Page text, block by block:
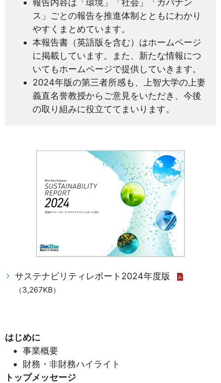
報告内容は「環境」「社会」「ガバナン
ス」ごとの報告を推進体制とともにわかり
やすくまとめています。
本報告書（英語版を含む）はホームページ
に掲載しています。また、新たな情報につ
いてもホームページで提供していきます。
2024年版の第三者所感も、上智大学の上妻
義直名誉教授からご意見をいただき、今後
の取り組みに役立ててまいります。
サステナビリティレポート2024年度版
（3,267KB）
はじめに
事業概要
財務・非財務ハイライト
トップメッセージ